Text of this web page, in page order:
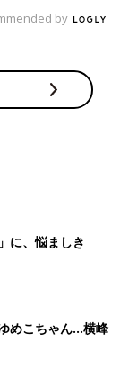
こ（仮）”ちゃ
『まめ日和』
次の話
横峰沙弥香さんのきょ
by
に、悩ましき
めこちゃん…横峰